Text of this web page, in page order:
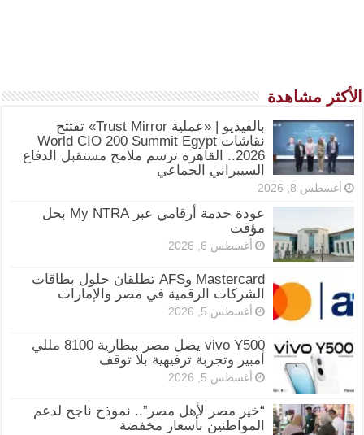
الأكثر مشاهدة
بالفيديو | «عملية Trust Mirror» تفتتح
نقاشات World CIO 200 Summit Egypt
2026.. القاهرة ترسم ملامح مستقبل الدفاع
السيبراني الجماعي
أغسطس 8, 2026
عودة خدمة أرقامي عبر My NTRA بحل
مؤقت
أغسطس 6, 2026
Mastercard وAFS تطلقان حلول بطاقات
الشركات الرقمية في مصر والإمارات
أغسطس 5, 2026
vivo Y500 يصل مصر ببطارية 8100 مللي
أمبير وتجربة ترفيهية بلا توقف
أغسطس 5, 2026
“خير مصر لأهل مصر”.. نموذج ناجح لدعم
المواطنين بأسعار مخفضة